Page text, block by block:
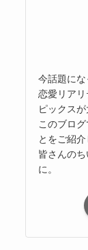
今話題にな
恋愛リア
ピックス
このブロ
とをご紹介
皆さんの
に。